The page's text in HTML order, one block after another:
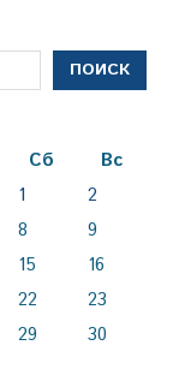
ПОИСК
Сб
Вс
1
2
8
9
15
16
22
23
29
30